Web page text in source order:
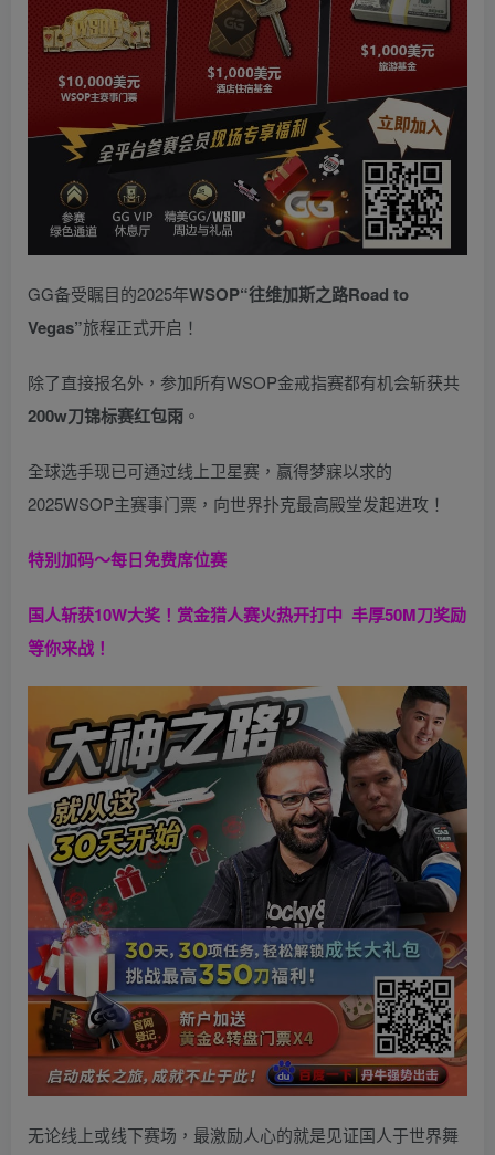
GG备受瞩目的2025年WSOP“往维加斯之路Road to
Vegas”旅程正式开启！
除了直接报名外，参加所有WSOP金戒指赛都有机会斩获共
200w刀锦标赛红包雨 。
全球选手现已可通过线上卫星赛，赢得梦寐以求的
2025WSOP主赛事门票，向世界扑克最高殿堂发起进攻！
特别加码～每日免费席位赛
国人斩获10W大奖！ 赏金猎人赛火热开打中 丰厚50M刀奖励
等你来战！
无论线上或线下赛场，最激励人心的就是见证国人于世界舞